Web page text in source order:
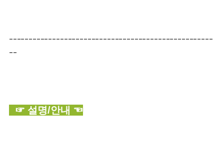
----------------------------------------------------
--
☞ 설명/안내 ☜